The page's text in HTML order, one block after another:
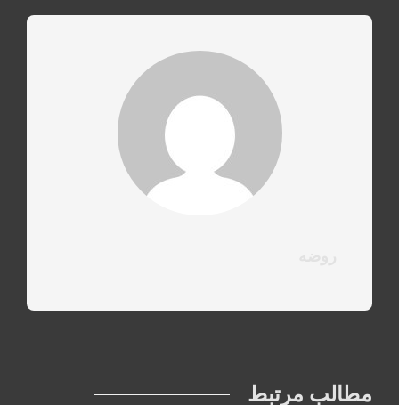
مطالب مرتبط